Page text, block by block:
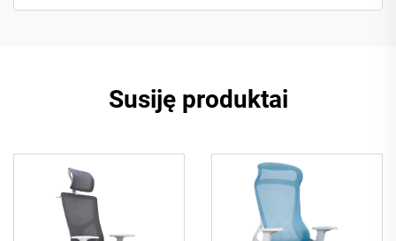
Susiję produktai